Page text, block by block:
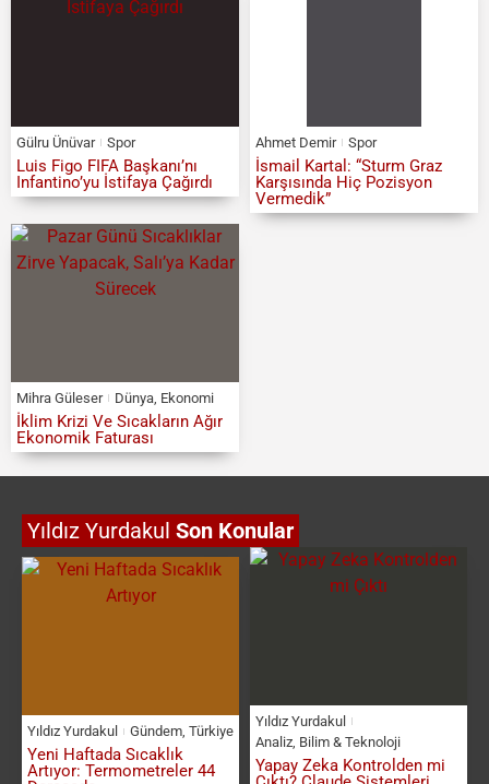
Gülru Ünüvar Spor
Luis Figo FIFA Başkanı’nı
Infantino’yu İstifaya Çağırdı
Ahmet Demir Spor
İsmail Kartal: “Sturm Graz
Karşısında Hiç Pozisyon
Vermedik”
Mihra Güleser Dünya Ekonomi
İklim Krizi Ve Sıcakların Ağır
Ekonomik Faturası
Yıldız Yurdakul Son Konular
Yıldız Yurdakul Gündem, Türkiye
Yeni Haftada Sıcaklık
Artıyor: Termometreler 44
Yıldız Yurdakul
Analiz Bilim & Teknoloji
Yapay Zeka Kontrolden mi